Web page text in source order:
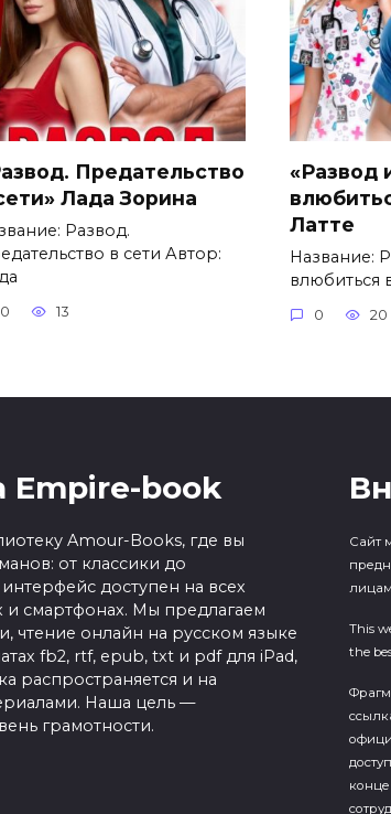
Предательство
Лада Зорина
Развод.
в сети Автор:
0 13
«Развод
Латте
Название:
влюбиться
0 20
Empire-book
Amour-Books, где вы
от классики до
доступен на всех
и смартфонах. Мы предлагаем
чтение онлайн на русском языке
fb2, rtf, epub, txt и pdf для iPad,
распространяется и на
Наша цель —
грамотности.
Сайт
This
the